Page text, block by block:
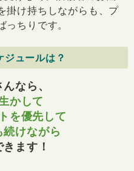
掛け持ちしながらも、プ
っちりです。
ュールは？
なら、
かして
を優先して
続けながら
ます！